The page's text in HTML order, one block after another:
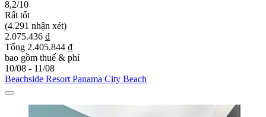
8,2/10
Rất tốt
(4.291 nhận xét)
2.075.436 ₫
Tổng 2.405.844 ₫
bao gồm thuế & phí
10/08 - 11/08
Beachside Resort Panama City Beach